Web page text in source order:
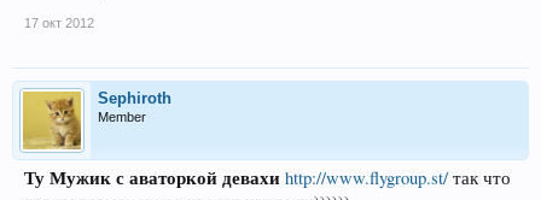
17 окт 2012
Sephiroth
Member
Ту Мужик с аваторкой девахи http://www.flygroup.st/ так что